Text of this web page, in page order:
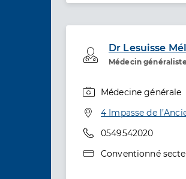
Dr Lesuisse
Médecin
Médecine générale
Adresse
4 Impasse de
Téléphone
0549542020
Type de convention
Conventionné